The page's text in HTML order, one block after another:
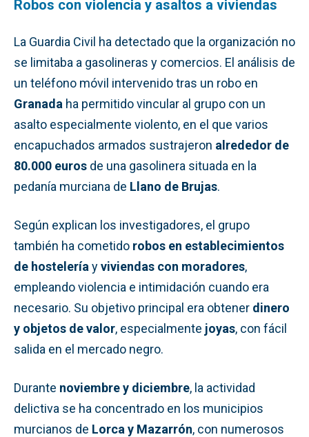
Robos con violencia y asaltos a viviendas
La Guardia Civil ha detectado que la organización no
se limitaba a gasolineras y comercios. El análisis de
un teléfono móvil intervenido tras un robo en
Granada ha permitido vincular al grupo con un
asalto especialmente violento, en el que varios
encapuchados armados sustrajeron alrededor de
80.000 euros de una gasolinera situada en la
pedanía murciana de Llano de Brujas.
Según explican los investigadores, el grupo
también ha cometido robos en establecimientos
de hostelería yviviendas con moradores,
empleando violencia e intimidación cuando era
necesario. Su objetivo principal era obtener dinero
y objetos de valor, especialmente joyas, con fácil
salida en el mercado negro.
Durante noviembre y diciembre, la actividad
delictiva se ha concentrado en los municipios
murcianos de Lorca y Mazarrón, con numerosos